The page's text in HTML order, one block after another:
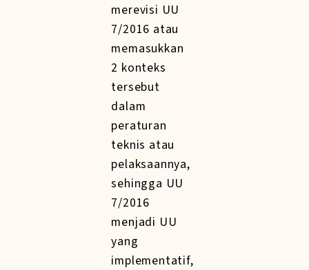
merevisi UU
7/2016 atau
memasukkan
2 konteks
tersebut
dalam
peraturan
teknis atau
pelaksaannya,
sehingga UU
7/2016
menjadi UU
yang
implementatif,